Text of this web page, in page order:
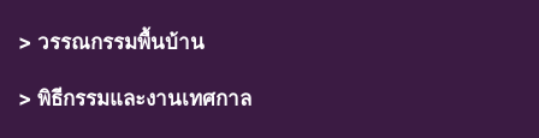
> วรรณกรรมพื้นบ้าน
> พิธีกรรมและงานเทศกาล